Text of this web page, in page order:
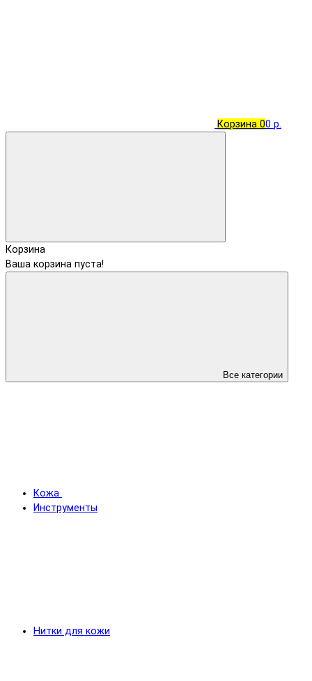
Корзина 00 р.
Корзина
Ваша корзина пуста!
Все категории
Кожа
Инструменты
Нитки для кожи